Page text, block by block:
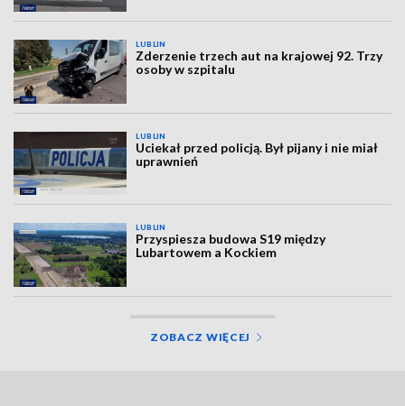
LUBLIN
Zderzenie trzech aut na krajowej 92. Trzy
osoby w szpitalu
LUBLIN
Uciekał przed policją. Był pijany i nie miał
uprawnień
LUBLIN
Przyspiesza budowa S19 między
Lubartowem a Kockiem
ZOBACZ WIĘCEJ